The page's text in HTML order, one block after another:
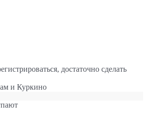
достаточно сделать
и Куркино